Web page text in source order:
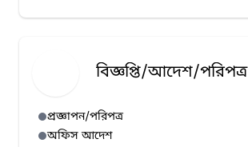
বিজ্ঞপ্তি/আদেশ/পরিপত্র
প্রজ্ঞাপন/পরিপত্র
অফিস আদেশ